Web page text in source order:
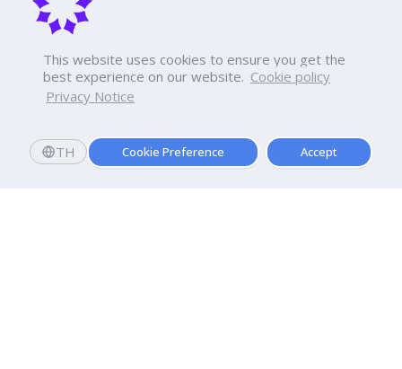
This website uses cookies to ensure you get the
best experience on our website. Cookie policy
Privacy Notice
TH Cookie Preference Accept